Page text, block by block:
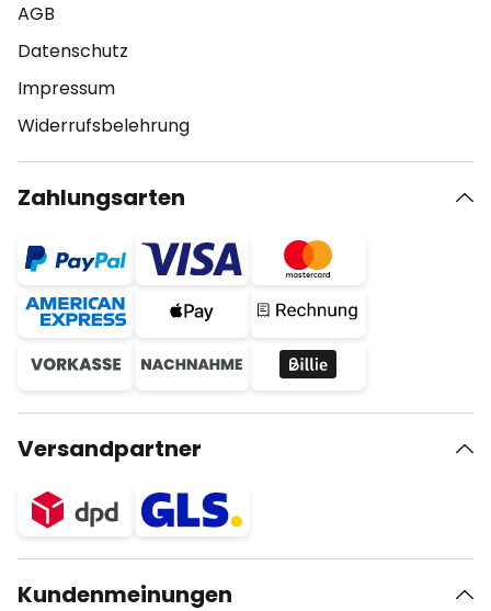
AGB
Datenschutz
Impressum
Widerrufsbelehrung
Zahlungsarten
Versandpartner
Kundenmeinungen